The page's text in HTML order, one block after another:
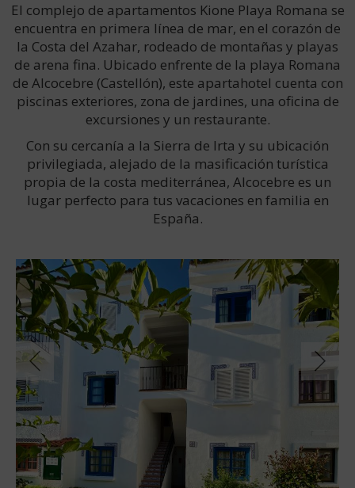
El complejo de apartamentos Kione Playa Romana se
encuentra en primera línea de mar, en el corazón de
la Costa del Azahar, rodeado de montañas y playas
de arena fina. Ubicado enfrente de la playa Romana
de Alcocebre (Castellón), este apartahotel cuenta con
piscinas exteriores, zona de jardines, una oficina de
excursiones y un restaurante.
Con su cercanía a la Sierra de Irta y su ubicación
privilegiada, alejado de la masificación turística
propia de la costa mediterránea, Alcocebre es un
lugar perfecto para tus vacaciones en familia en
España.